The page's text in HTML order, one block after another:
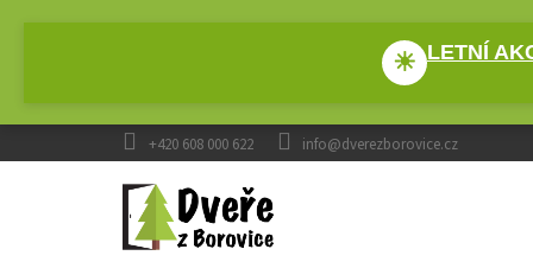
☀ LETNÍ
+420 608 000 622 info@dverezborovice.cz